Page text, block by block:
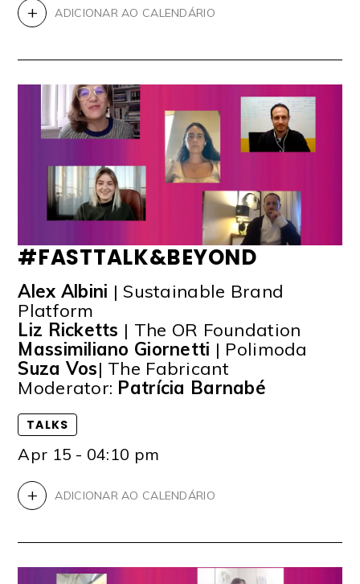
+ ADICIONAR AO CALENDÁRIO
#FASTTALK&BEYOND
Alex Albini | Sustainable Brand
Platform
Liz Ricketts | The OR Foundation
Massimiliano Giornetti | Polimoda
Suza Vos| The Fabricant
Moderator: Patrícia Barnabé
TALKS
Apr 15 - 04:10 pm
+ ADICIONAR AO CALENDÁRIO